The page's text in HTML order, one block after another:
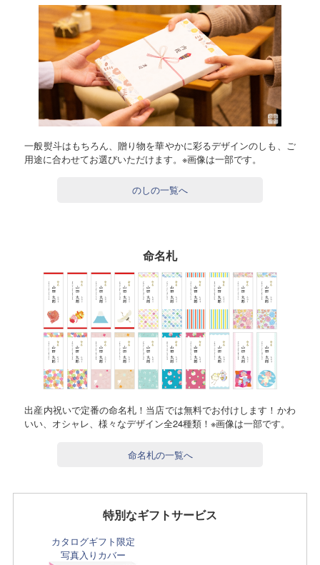
一般熨斗はもちろん、贈り物を華やかに彩るデザインのしも、ご
用途に合わせてお選びいただけます。※画像は一部です。
のしの一覧へ
命名札
出産内祝いで定番の命名札！当店では無料でお付けします！かわ
いい、オシャレ、様々なデザイン全24種類！※画像は一部です。
命名札の一覧へ
特別なギフトサービス
カタログギフト限定
写真入りカバー